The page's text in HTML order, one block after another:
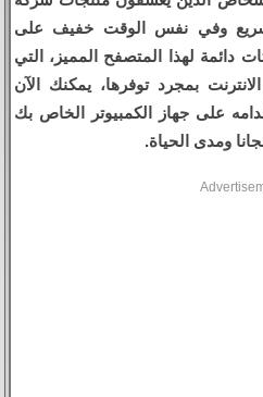
وفي نفس الوقت خفيف على
دائمة لهذا المتصفح المميز، التي
بمجرد توفرها، يمكنك الآن
على جهاز الكمبيوتر الخاص بك
ومدى الحياة.